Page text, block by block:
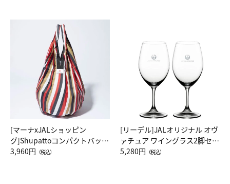
[マーナxJALショッピン
グ]Shupattoコンパクトバッグ
Drop JAL客室乗務員（LC）ス
3,960円 （税込）
[リーデル]JALオリジナル オヴ
ァチュア ワイングラス2脚セッ
ト（レッドワイン）
5,280円 （税込）